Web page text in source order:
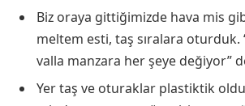
Biz oraya gittiğimizde hava mis
meltem esti, taş sıralara oturduk.
valla manzara her şeye değiyor”
Yer taş ve oturaklar plastiktik